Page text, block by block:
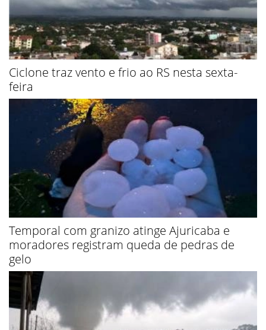
Ciclone traz vento e frio ao RS nesta sexta-
feira
Temporal com granizo atinge Ajuricaba e
moradores registram queda de pedras de
gelo